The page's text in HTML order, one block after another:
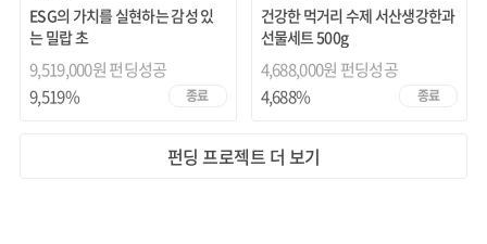
ESG의 가치를 실현하는 감성 있
는 밀랍 초
9,519,000원 펀딩성공
종료
9,519%
건강한 먹거리 수제 서산생강한과
선물세트 500g
4,688,000원 펀딩성공
종료
4,688%
펀딩 프로젝트 더 보기